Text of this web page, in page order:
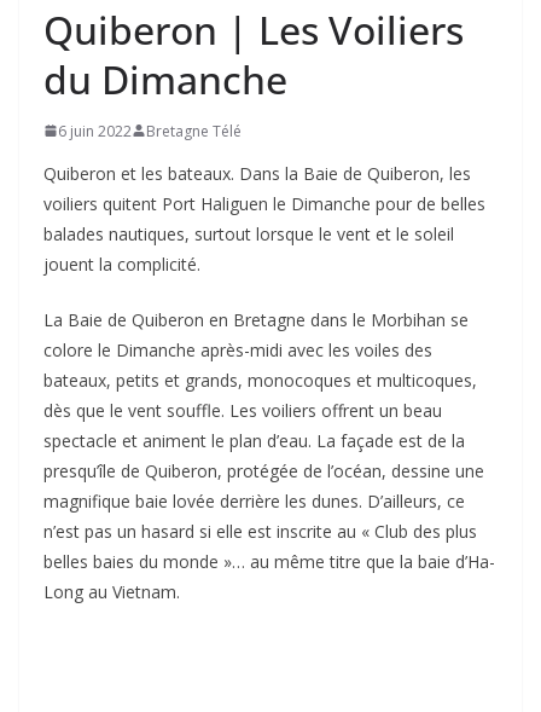
Quiberon | Les Voiliers
du Dimanche
6 juin 2022 Bretagne Télé
Quiberon et les bateaux. Dans la Baie de Quiberon, les
voiliers quitent Port Haliguen le Dimanche pour de belles
balades nautiques, surtout lorsque le vent et le soleil
jouent la complicité.
La Baie de Quiberon en Bretagne dans le Morbihan se
colore le Dimanche après-midi avec les voiles des
bateaux, petits et grands, monocoques et multicoques,
dès que le vent souffle. Les voiliers offrent un beau
spectacle et animent le plan d’eau. La façade est de la
presqu’île de Quiberon, protégée de l’océan, dessine une
magnifique baie lovée derrière les dunes. D’ailleurs, ce
n’est pas un hasard si elle est inscrite au « Club des plus
belles baies du monde »… au même titre que la baie d’Ha-
Long au Vietnam.